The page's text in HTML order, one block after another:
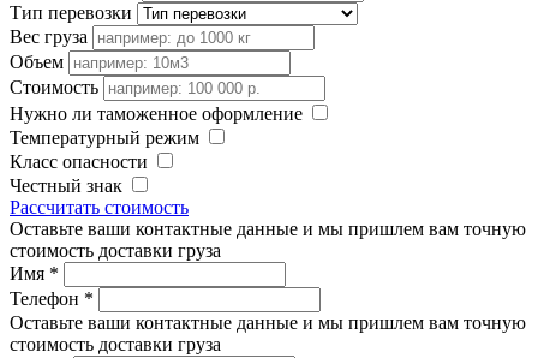
Тип перевозки
Вес груза
Объем
Стоимость
Нужно ли таможенное оформление
Температурный режим
Класс опасности
Честный знак
Рассчитать стоимость
Оставьте ваши контактные данные и мы пришлем вам точную
стоимость доставки груза
Имя *
Телефон *
Оставьте ваши контактные данные и мы пришлем вам точную
стоимость доставки груза